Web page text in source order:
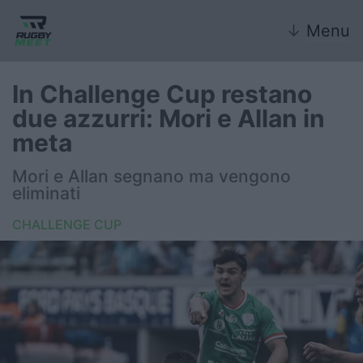
↓ Menu
Nazionale
Nazionali giovanili
FIR
Internazionale
6 Nazioni
United Rugby Championship
In Challenge Cup restano
due azzurri: Mori e Allan in
meta
Mori e Allan segnano ma vengono
eliminati
CHALLENGE CUP